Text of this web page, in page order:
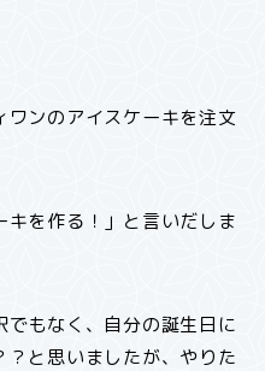
ンのアイスケーキを注文
を作る！」と言いだしま
もなく、自分の誕生日に
と思いましたが、やりた